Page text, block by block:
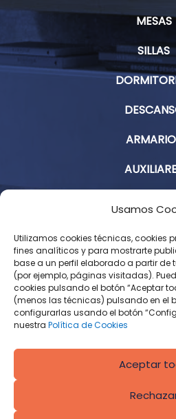
Usamos
Utilizamos cookies técnicas, cookies
fines analíticos y para mostrarte
base a un perfil elaborado a partir
(por ejemplo, páginas visitadas).
cookies pulsando el botón “Aceptar
(menos las técnicas) pulsando en el
configurarlas usando el botón
nuestra Política de Cookies
Aceptar
MESAS
SILLAS
Aviso
Política de
Condiciones
Política de
Derecho de